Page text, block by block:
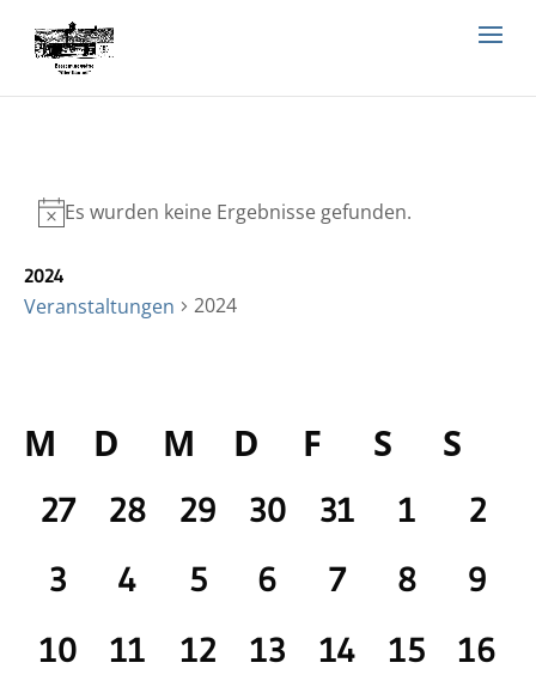
Es wurden keine Ergebnisse gefunden.
2024
Veranstaltungen 2024
und
wählen.
Kalender
von
Veranstaltungen
M D M D F S
S
0
27 0
28 0
29 0
30 0
31 0
1 0
2
0
3 0
4 0
5 0
6 0
7 0
8 0
9
0
10 0
11 0
12 0
13 0
14 0
15 0
16